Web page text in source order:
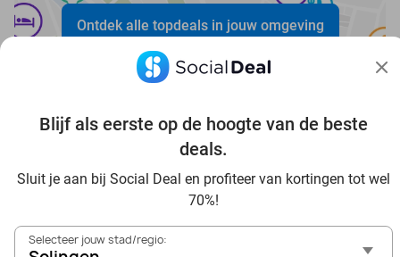
Blijf als eerste op de hoogte van de beste
deals.
Sluit je aan bij Social Deal en profiteer van kortingen tot wel
70%!
Selecteer jouw stad/regio:
Ontdek alle topdeals in jouw omgeving
Voordelig genieten in Solingen: haal deal-inspiratie uit
In die Sauna in Solingen und Umgebung
Tagesausflug zum Movie Park Germany mit Rabatt, von